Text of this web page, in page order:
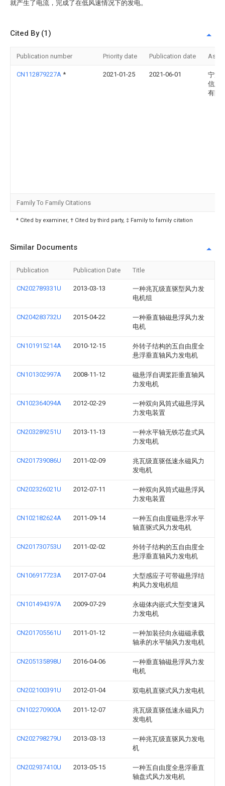
就产生了电流，完成了在低风速情况下的发电。
Cited By (1)
Publication number Priority date Publication date
CN112879227A * 2021-01-25 2021-06-01
宁波
信息
有限
Family To Family Citations
* Cited by examiner, † Cited by third party, ‡ Family to family citation
Similar Documents
Publication Publication Date Title
CN202789331U 2013-03-13
一种兆瓦级直驱型风力发
电机组
CN204283732U 2015-04-22
一种垂直轴磁悬浮风力发
电机
CN101915214A 2010-12-15
外转子结构的五自由度全
悬浮垂直轴风力发电机
CN101302997A 2008-11-12
磁悬浮自调桨距垂直轴风
力发电机
CN102364094A 2012-02-29
一种双向风筒式磁悬浮风
力发电装置
CN203289251U 2013-11-13
一种水平轴无铁芯盘式风
力发电机
CN201739086U 2011-02-09
兆瓦级直驱低速永磁风力
发电机
CN202326021U 2012-07-11
一种双向风筒式磁悬浮风
力发电装置
CN102182624A 2011-09-14
一种五自由度磁悬浮水平
轴直驱式风力发电机
CN201730753U 2011-02-02
外转子结构的五自由度全
悬浮垂直轴风力发电机
CN106917723A 2017-07-04
大型感应子可带磁悬浮结
构风力发电机组
CN101494397A 2009-07-29
永磁体内嵌式大型变速风
力发电机
CN201705561U 2011-01-12
一种加装径向永磁磁承载
轴承的水平轴风力发电机
CN205135898U 2016-04-06
一种垂直轴磁悬浮风力发
电机
CN202100391U 2012-01-04 双电机直驱式风力发电机
CN102270900A 2011-12-07
兆瓦级直驱低速永磁风力
发电机
CN202798279U 2013-03-13
一种兆瓦级直驱风力发电
机
CN202937410U 2013-05-15
一种五自由度全悬浮垂直
轴盘式风力发电机